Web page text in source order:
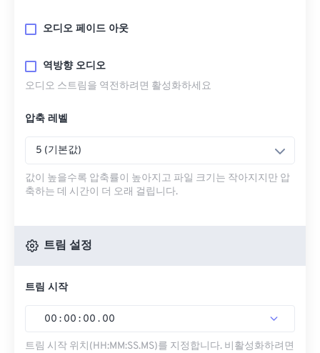
오디오 페이드 아웃
역방향 오디오
오디오 스트림을 역전하려면 활성화하세요
압축 레벨
5 (기본값)
값이 높을수록 압축률이 높아지고 파일 크기는 작아지지만 압
축하는 데 시간이 더 오래 걸립니다.
트림 설정
트림 시작
00 : 00 : 00 . 00
트림 시작 위치(HH:MM:SS.MS)를 지정합니다. 비활성화하려면